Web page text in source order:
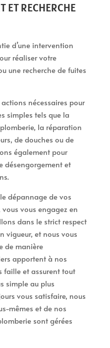
ET RECHERCHE
d’une intervention
réaliser votre
une recherche de fuites
nécessaires pour
simples tels que la
la réparation
de douches ou de
également pour
désengorgement et
dépannage de vos
vous engagez en
dans le strict respect
vigueur, et nous vous
de manière
apportent à nos
faille et assurent tout
simple au plus
vous satisfaire, nous
mêmes et de nos
sont gérées